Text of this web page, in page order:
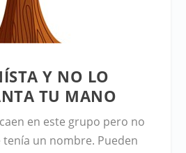
Y NO LO
TU MANO
en este grupo pero no
un nombre. Pueden